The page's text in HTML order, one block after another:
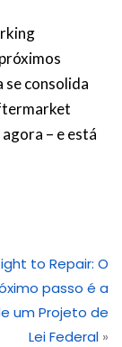
se consolida
– e está
to Repair: O
passo é a
um Projeto de
Lei Federal »